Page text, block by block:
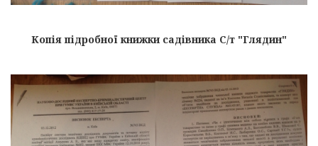
Копія підробної книжки садівника С/т "Глядин"